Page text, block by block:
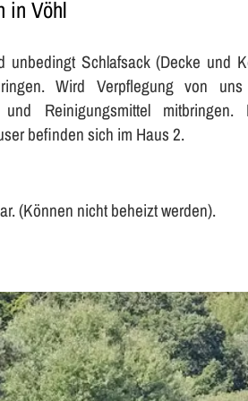
in Vöhl
unbedingt Schlafsack (Decke und
Wird Verpflegung von
Reinigungsmittel mitbringen.
befinden sich im Haus 2.
(Können nicht beheizt werden).